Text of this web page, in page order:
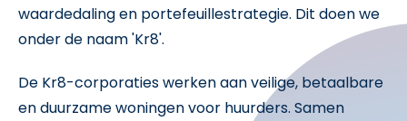
waardedaling en portefeuillestrategie. Dit doen we
onder de naam 'Kr8'.
De Kr8-corporaties werken aan veilige, betaalbare
en duurzame woningen voor huurders. Samen